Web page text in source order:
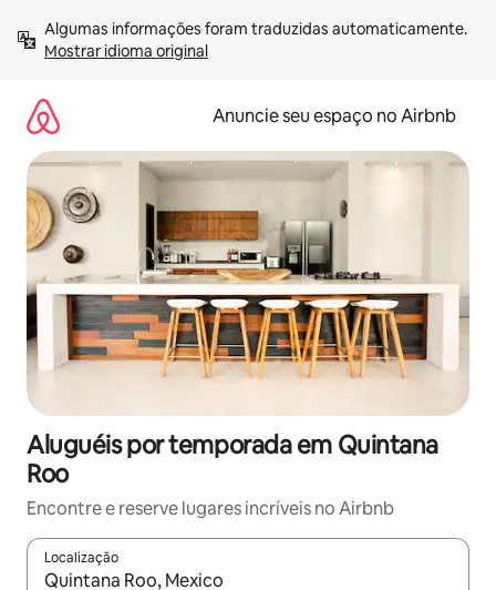
para
Mostrar idioma original
Anuncie seu espaço no Airbnb
Aluguéis por temporada em Quintana
Roo
Encontre e reserve lugares incríveis no Airbnb
Localização
Quando os resultados estiverem disponíveis, explore-os